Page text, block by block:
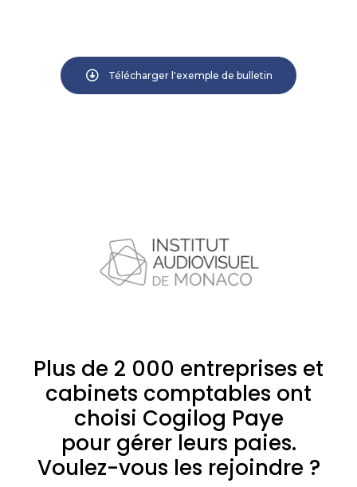
Télécharger l'exemple de bulletin
Plus de 2 000 entreprises et
cabinets comptables ont
choisi Cogilog Paye
pour gérer leurs paies.
Voulez-vous les rejoindre ?